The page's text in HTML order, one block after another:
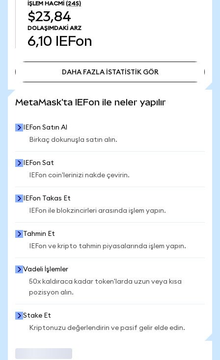
İŞLEM HACMI (24S)
$23,84
DOLAŞIMDAKI ARZ
6,10 IEFon
DAHA FAZLA İSTATİSTİK GÖR
MetaMask'ta IEFon ile neler yapılır
IEFon Satın Al
Birkaç dokunuşla satın alın.
IEFon Sat
IEFon coin'lerinizi nakde çevirin.
IEFon Takas Et
IEFon ile blokzincirleri arasında işlem yapın.
Tahmin Et
IEFon ve kripto tahmin piyasalarında işlem yapın.
Vadeli İşlemler
50x kaldıraca kadar token'larda uzun veya kısa
pozisyon alın.
Stake Et
Kriptonuzu değerlendirin ve pasif gelir elde edin.